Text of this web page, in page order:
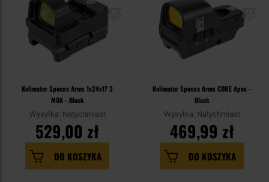
Kolimator Specna Arms 1x24x17 3
MOA - Black
Wysyłka: Natychmiast
529,00 zł
DO KOSZYKA
Kolimator Specna Arms CORE Apex -
Black
Wysyłka: Natychmiast
469,99 zł
DO KOSZYKA